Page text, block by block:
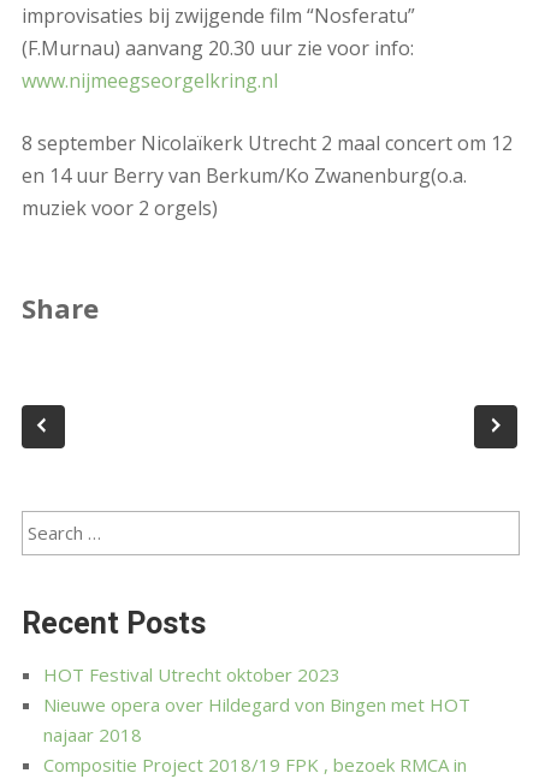
improvisaties bij zwijgende film “Nosferatu”
(F.Murnau) aanvang 20.30 uur zie voor info:
www.nijmeegseorgelkring.nl
8 september Nicolaïkerk Utrecht 2 maal concert om 12
en 14 uur Berry van Berkum/Ko Zwanenburg(o.a.
muziek voor 2 orgels)
Share
Recent Posts
HOT Festival Utrecht oktober 2023
Nieuwe opera over Hildegard von Bingen met HOT
najaar 2018
Compositie Project 2018/19 FPK , bezoek RMCA in